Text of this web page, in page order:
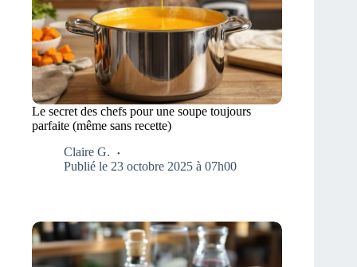
Le secret des chefs pour une soupe toujours
parfaite (même sans recette)
Claire G.
Publié le 23 octobre 2025 à 07h00